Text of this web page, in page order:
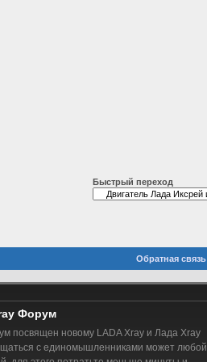
Быстрый переход
Обратная связь
Форум
посвящен новому LADA Xray и Лада Xray
с единомышленниками может любой